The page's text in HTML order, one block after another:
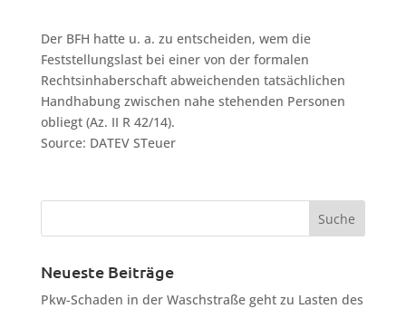
Der BFH hatte u. a. zu entscheiden, wem die
Feststellungslast bei einer von der formalen
Rechtsinhaberschaft abweichenden tatsächlichen
Handhabung zwischen nahe stehenden Personen
obliegt (Az. II R 42/14).
Source: DATEV STeuer
Neueste Beiträge
Pkw-Schaden in der Waschstraße geht zu Lasten des